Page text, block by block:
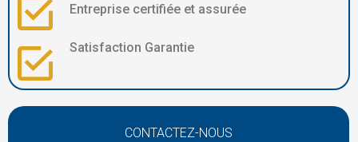
Entreprise certifiée et assurée
Satisfaction Garantie
CONTACTEZ-NOUS